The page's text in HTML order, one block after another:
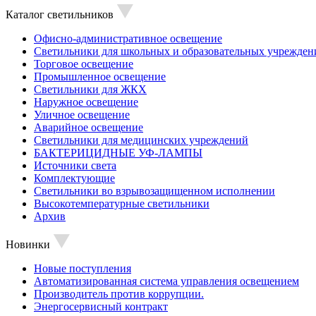
Каталог светильников
Офисно-административное освещение
Светильники для школьных и образовательных
Торговое освещение
Промышленное освещение
Светильники для ЖКХ
Наружное освещение
Уличное освещение
Аварийное освещение
Светильники для медицинских учреждений
БАКТЕРИЦИДНЫЕ УФ-ЛАМПЫ
Источники света
Комплектующие
Светильники во взрывозащищенном исполнении
Высокотемпературные светильники
Архив
Новинки
Новые поступления
Автоматизированная система управления освещением
Производитель против коррупции.
Энергосервисный контракт